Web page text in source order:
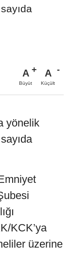
A
Büyüt
A
Küçült
yönelik
KCK’ya
üzerine